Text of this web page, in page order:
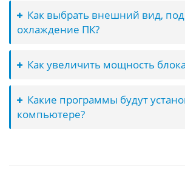
Как выбрать внешний вид,
охлаждение ПК?
Как увеличить мощность
Какие программы будут
компьютере?